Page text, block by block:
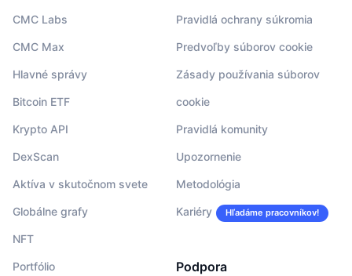
CMC Labs
CMC Max
Hlavné správy
Bitcoin ETF
Krypto API
DexScan
Aktíva v skutočnom svete
Globálne grafy
NFT
Portfólio
Pravidlá ochrany súkromia
Predvoľby súborov cookie
Zásady používania súborov
cookie
Pravidlá komunity
Upozornenie
Metodológia
Kariéry Hľadáme pracovníkov!
Podpora